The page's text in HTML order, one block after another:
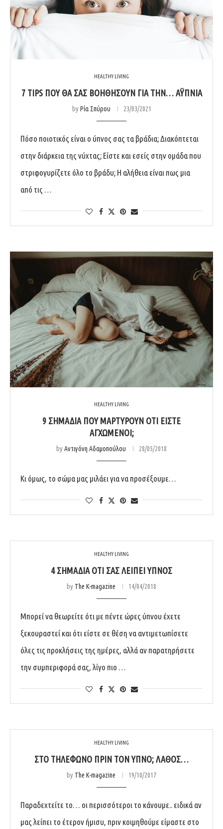
HEALTHY LIVING
7 TIPS ΠΟΥ ΘΑ ΣΑΣ ΒΟΗΘΉΣΟΥΝ ΓΙΑ ΤΗΝ… ΑΫΠΝΊΑ
byΡία Σπύρου 23/03/2021
Πόσο ποιοτικός είναι ο ύπνος σας τα βράδια; Διακόπτεται
στην διάρκεια της νύχτας; Είστε και εσείς στην ομάδα που
στριφογυρίζετε όλο το βράδυ; Η αλήθεια είναι πως μια
από τις …
HEALTHY LIVING
9 ΣΗΜΆΔΙΑ ΠΟΥ ΜΑΡΤΥΡΟΎΝ ΌΤΙ ΕΊΣΤΕ
ΑΓΧΩΜΈΝΟΙ;
byΑντιγόνη Αδαμοπούλου 28/05/2018
Κι όμως, το σώμα μας μιλάει για να προσέξουμε…
HEALTHY LIVING
4 ΣΗΜΆΔΙΑ ΌΤΙ ΣΑΣ ΛΕΊΠΕΙ ΎΠΝΟΣ
by The K-magazine 14/04/2018
Μπορεί να θεωρείτε ότι με πέντε ώρες ύπνου έχετε
ξεκουραστεί και ότι είστε σε θέση να αντιμετωπίσετε
όλες τις προκλήσεις της ημέρες, αλλά αν παρατηρήσετε
την συμπεριφορά σας, λίγο πιο …
HEALTHY LIVING
ΣΤΟ ΤΗΛΈΦΩΝΟ ΠΡΙΝ ΤΟΝ ΎΠΝΟ; ΛΆΘΟΣ…
by The K-magazine 19/10/2017
Παραδεχτείτε το… οι περισσότεροι το κάνουμε.. ειδικά αν
μας λείπει το έτερον ήμισυ, πριν κοιμηθούμε είμαστε στο